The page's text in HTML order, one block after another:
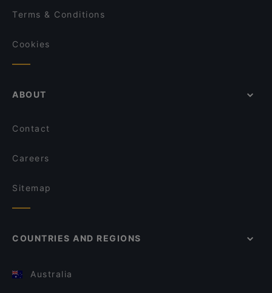
Terms & Conditions
Cookies
ABOUT
Contact
Careers
Sitemap
COUNTRIES AND REGIONS
Australia